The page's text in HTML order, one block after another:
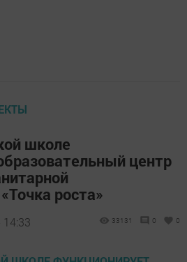
школе
центр
роста»
33131 0 0